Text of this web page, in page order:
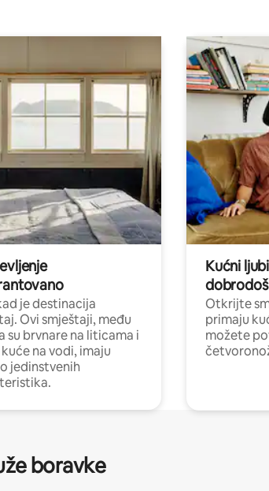
je destinacija
Ovi smještaji, među
su brvnare na liticama i
na vodi, imaju
jedinstvenih
Kućni
Otkrijte
primaju
možete
boravke